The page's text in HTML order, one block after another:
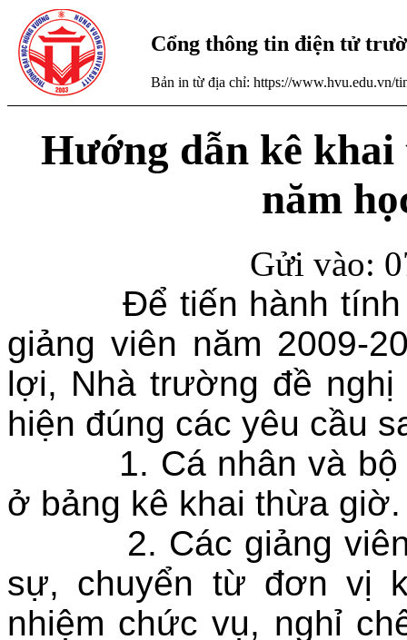
Cổng thông tin điện tử
Bản in từ địa chỉ: https://www.hvu.edu.vn/
Hướng dẫn kê
năm
Gửi vào:
Để tiến hành tính
giảng viên năm 2009-
lợi, Nhà trường đề
hiện đúng các yêu cầu
1. Cá nhân và bộ
ở bảng kê khai thừa giờ.
2. Các giảng viên
sự, chuyển từ đơn vị
nhiệm chức vụ, nghỉ